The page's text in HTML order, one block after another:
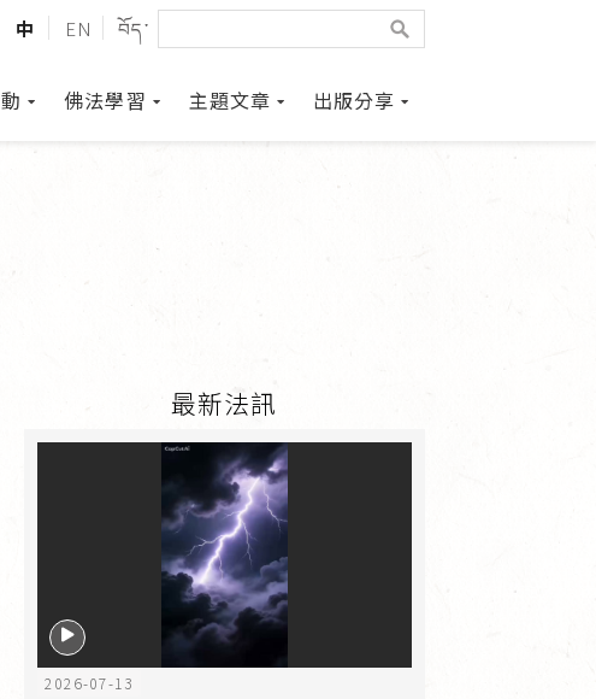
中 EN བོད་
佛法學習 主題文章 出版分享
最新法訊
2026-07-13